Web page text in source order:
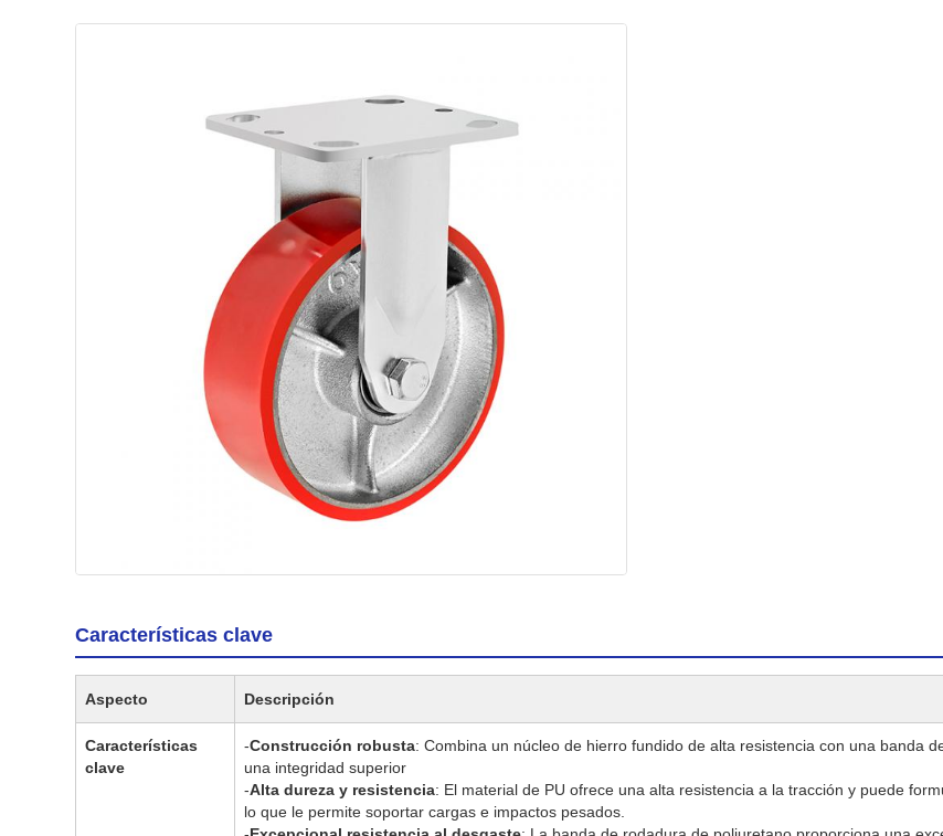
Características clave
Aspecto Descripción
Características
clave
-Construcción robusta: Combina un núcleo de hierro fundido de alta resistencia con una banda
una integridad superior
-Alta dureza y resistencia: El material de PU ofrece una alta resistencia a la tracción y puede
lo que le permite soportar cargas e impactos pesados.